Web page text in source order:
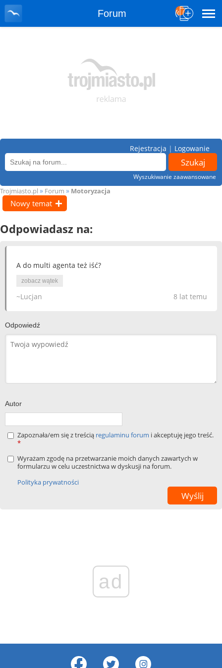
Forum
Wyszukiwanie zaawansowane
Rejestracja | Logowanie
Trojmiasto.pl » Forum » Motoryzacja
Nowy temat
Odpowiadasz na:
A do multi agenta też iść?
zobacz wątek
8 lat temu
~Lucjan
Odpowiedź
Autor
Zapoznała/em się z treścią regulaminu forum i akceptuję jego treść.
*
Wyrażam zgodę na przetwarzanie moich danych zawartych w
formularzu w celu uczestnictwa w dyskusji na forum.
Polityka prywatności
ad